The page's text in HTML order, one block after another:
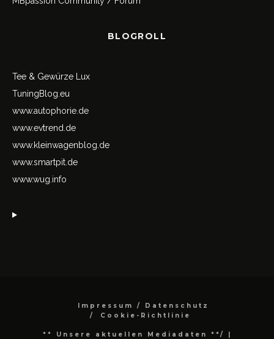
BLOGROLL
Tee & Gewürze Lux
TuningBlog.eu
www.autophorie.de
www.evtrend.de
www.kleinwagenblog.de
www.smartpit.de
www.wug.info
Impressum / Datenschutz
Cookie-Richtlinie
** Unsere aktuellen Mediadaten **/
|